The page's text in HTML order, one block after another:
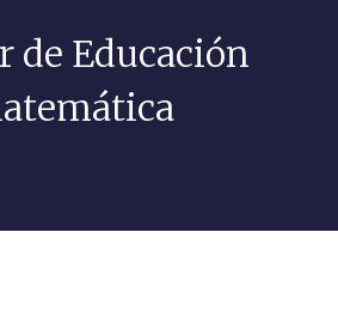
de Educación